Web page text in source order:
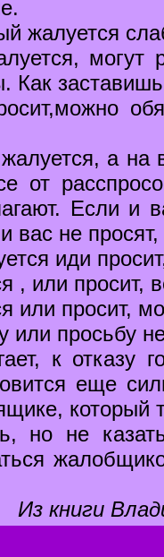
жалуется
могут
Как
а на
от
Если и
и вас не
иди
, или просит,
или просит,
или просьбу
к отказу
еще
который
но не
Из книги